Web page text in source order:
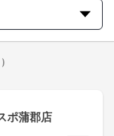
ポ蒲郡店